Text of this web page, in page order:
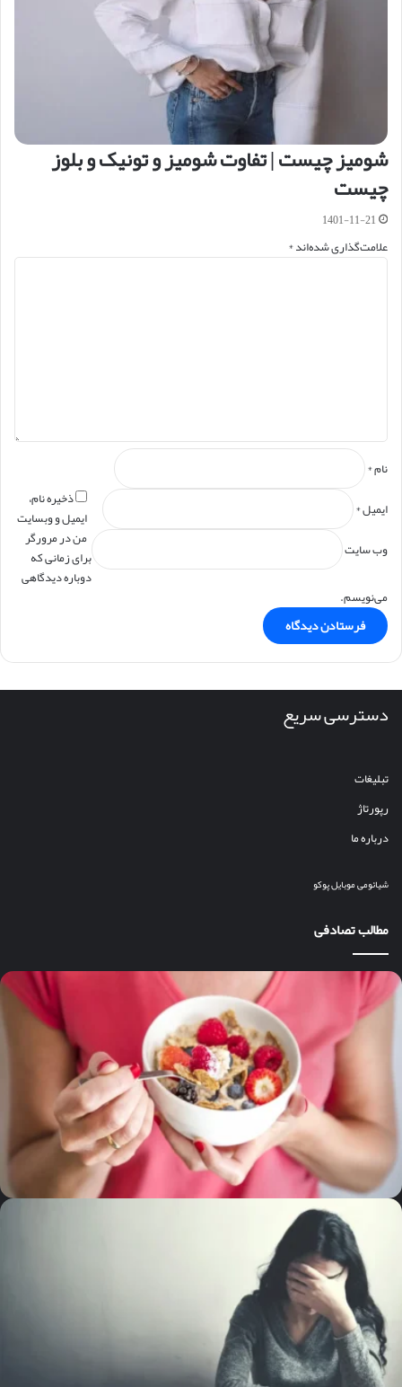
شومیز چیست | تفاوت شومیز و تونیک و بلوز
چیست
1401-11-21
علامت‌گذاری شده‌اند*
د
نام*
ایمیل*
وب‌ سایت
ذخیره نام،
ایمیل و وبسایت
من در مرورگر
برای زمانی که
دوباره دیدگاهی
می‌نویسم.
دسترسی سریع
تبلیغات
رپورتاژ
درباره ما
شیائومیموبایلپوکو
مطالب تصادفی